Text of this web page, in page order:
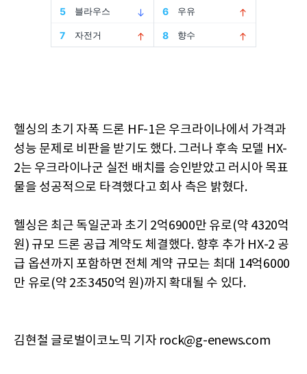
헬싱의 초기 자폭 드론 HF-1은 우크라이나에서 가격과
성능 문제로 비판을 받기도 했다. 그러나 후속 모델 HX-
2는 우크라이나군 실전 배치를 승인받았고 러시아 목표
물을 성공적으로 타격했다고 회사 측은 밝혔다.
헬싱은 최근 독일군과 초기 2억6900만 유로(약 4320억
원) 규모 드론 공급 계약도 체결했다. 향후 추가 HX-2 공
급 옵션까지 포함하면 전체 계약 규모는 최대 14억6000
만 유로(약 2조3450억 원)까지 확대될 수 있다.
김현철 글로벌이코노믹 기자 rock@g-enews.com